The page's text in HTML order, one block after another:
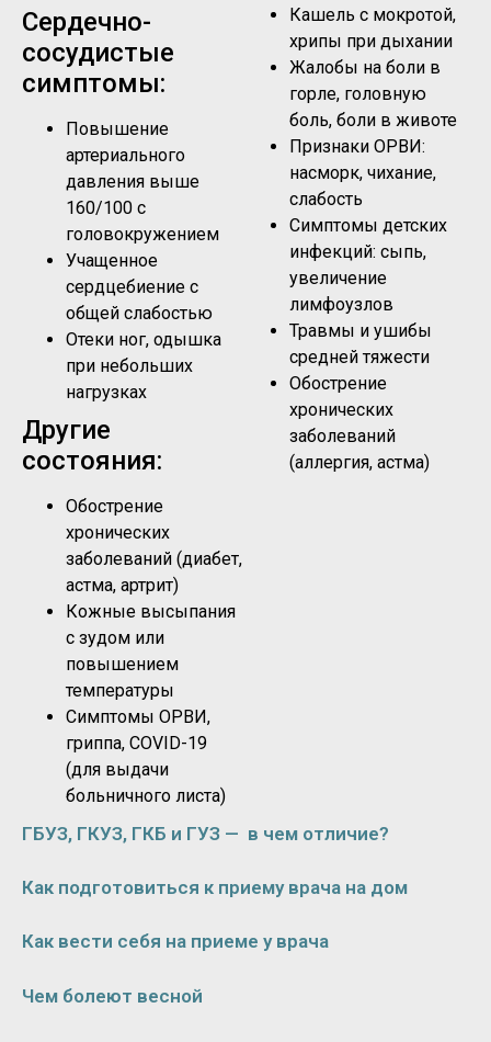
Сердечно-
сосудистые
симптомы:
Повышение
артериального
давления выше
160/100 с
головокружением
Учащенное
сердцебиение с
общей слабостью
Отеки ног, одышка
при небольших
нагрузках
Другие
состояния:
Обострение
хронических
заболеваний (диабет,
астма, артрит)
Кожные высыпания
с зудом или
повышением
температуры
Симптомы ОРВИ,
гриппа, COVID-19
(для выдачи
больничного листа)
Кашель с мокротой,
хрипы при дыхании
Жалобы на боли в
горле, головную
боль, боли в животе
Признаки ОРВИ:
насморк, чихание,
слабость
Симптомы детских
инфекций: сыпь,
увеличение
лимфоузлов
Травмы и ушибы
средней тяжести
Обострение
хронических
заболеваний
(аллергия, астма)
ГБУЗ, ГКУЗ, ГКБ и ГУЗ — в чем отличие?
Как подготовиться к приему врача на дом
Как вести себя на приеме у врача
Чем болеют весной